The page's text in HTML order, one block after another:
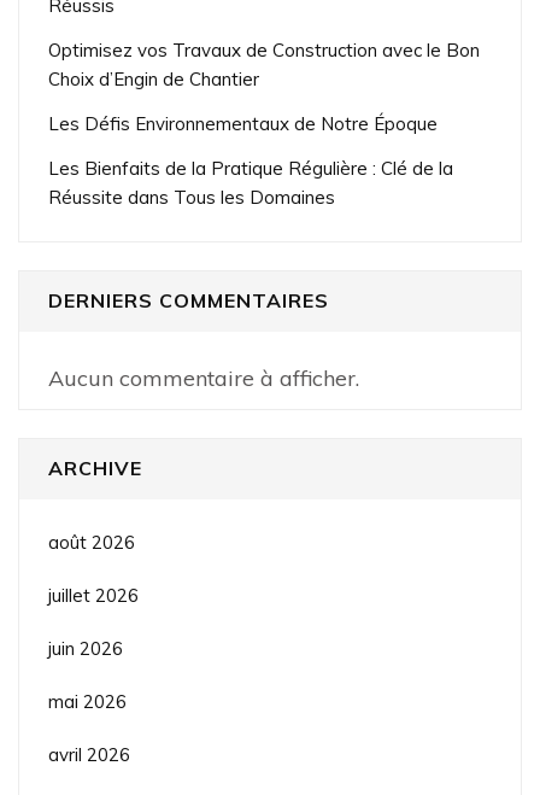
Réussis
Optimisez vos Travaux de Construction avec le Bon
Choix d’Engin de Chantier
Les Défis Environnementaux de Notre Époque
Les Bienfaits de la Pratique Régulière : Clé de la
Réussite dans Tous les Domaines
DERNIERS COMMENTAIRES
Aucun commentaire à afficher.
ARCHIVE
août 2026
juillet 2026
juin 2026
mai 2026
avril 2026